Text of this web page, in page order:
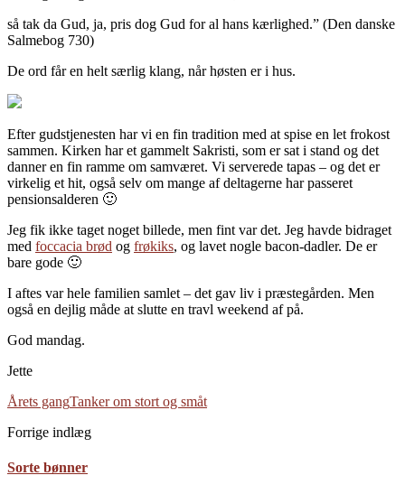
så tak da Gud, ja, pris dog Gud for al hans kærlighed.” (Den danske
Salmebog 730)
De ord får en helt særlig klang, når høsten er i hus.
Efter gudstjenesten har vi en fin tradition med at spise en let frokost
sammen. Kirken har et gammelt Sakristi, som er sat i stand og det
danner en fin ramme om samværet. Vi serverede tapas – og det er
virkelig et hit, også selv om mange af deltagerne har passeret
pensionsalderen 🙂
Jeg fik ikke taget noget billede, men fint var det. Jeg havde bidraget
med foccacia brød og frøkiks, og lavet nogle bacon-dadler. De er
bare gode 🙂
I aftes var hele familien samlet – det gav liv i præstegården. Men
også en dejlig måde at slutte en travl weekend af på.
God mandag.
Jette
Årets gangTanker om stort og småt
Forrige indlæg
Sorte bønner